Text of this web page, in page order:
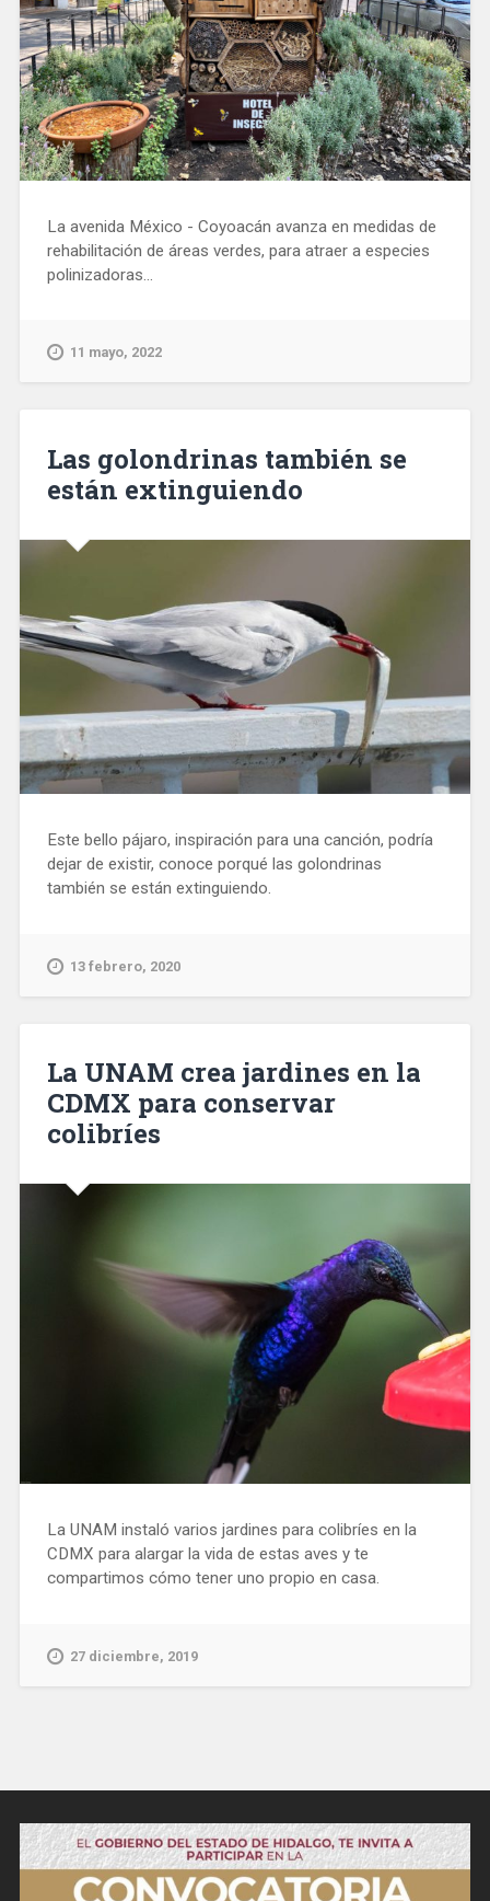
La avenida México - Coyoacán avanza en medidas de
rehabilitación de áreas verdes, para atraer a especies
polinizadoras...
11 mayo, 2022
Las golondrinas también se
están extinguiendo
Este bello pájaro, inspiración para una canción, podría
dejar de existir, conoce porqué las golondrinas
también se están extinguiendo.
13 febrero, 2020
La UNAM crea jardines en la
CDMX para conservar
colibríes
La UNAM instaló varios jardines para colibríes en la
CDMX para alargar la vida de estas aves y te
compartimos cómo tener uno propio en casa.
27 diciembre, 2019